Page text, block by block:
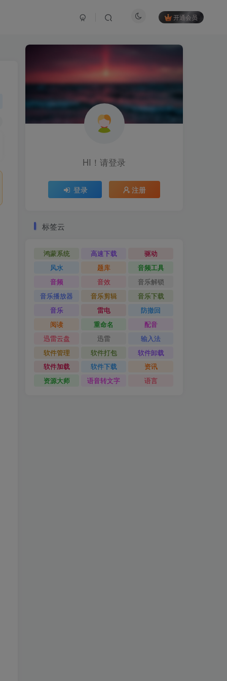
开通会员
HI！请登录
登录 注册
标签云
鸿蒙系统 高速下载
驱动
风水
题库
音频工具
音频
音效
音乐解锁
音乐播放器
音乐剪辑
音乐下载
音乐
雷电
防撤回
阅读
重命名
配音
迅雷云盘
迅雷
输入法
软件管理
软件打包
软件卸载
软件加载
软件下载
资讯
资源大师
语音转文字 语言